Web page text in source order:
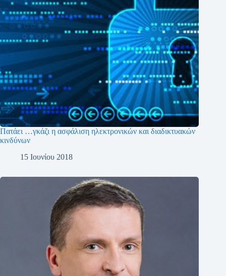
Πατάει …γκάζι η ασφάλιση ηλεκτρονικών και διαδικτυακών
κινδύνων
15 Ιουνίου 2018